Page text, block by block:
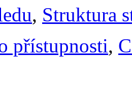
, Struktura
přístupnosti,